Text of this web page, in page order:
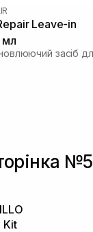
Leave-in
мл
№5
Kit